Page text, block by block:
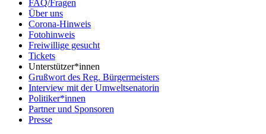
FAQ/Fragen
Über uns
Corona-Hinweis
Fotohinweis
Freiwillige gesucht
Tickets
Unterstützer*innen
Grußwort des Reg. Bürgermeisters
Interview mit der Umweltsenatorin
Politiker*innen
Partner und Sponsoren
Presse